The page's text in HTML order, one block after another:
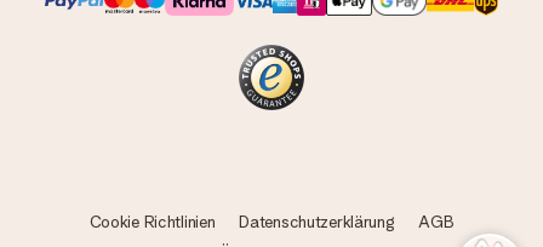
Cookie Richtlinien Datenschutzerklärung
AGB